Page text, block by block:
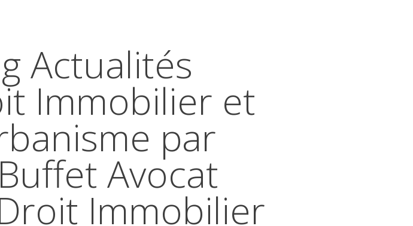
Actualités
Immobilier et
par
Avocat
Immobilier